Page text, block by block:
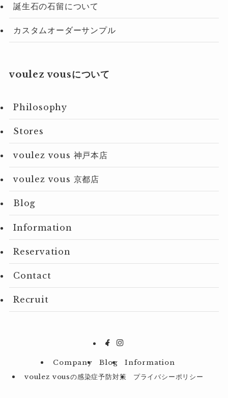
誕生石の石留について
カスタムオーダーサンプル
voulez vousについて
Philosophy
Stores
voulez vous 神戸本店
voulez vous 京都店
Blog
Information
Reservation
Contact
Recruit
Company Blog
Information
voulez vousの感染症予防対策
プライバシーポリシー